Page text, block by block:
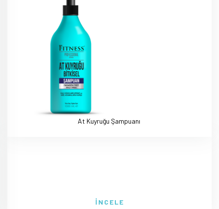
At Kuyruğu Şampuanı
İNCELE